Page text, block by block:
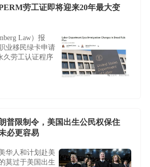
劳工证即将迎来20年最大变
Law）报
业移民绿卡申请
久劳工认证程序
普限制令，美国出生公民权保住
必更容易
华人和计划赴美
莫过于美国出生